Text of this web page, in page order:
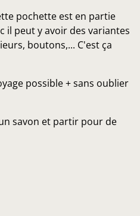
pochette est en partie
il peut y avoir des variantes
boutons,... C'est ça
possible + sans oublier
savon et partir pour de